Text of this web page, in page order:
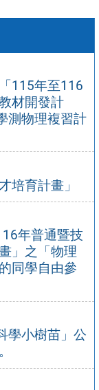
115年至116
材開發計
測物理複習計
培育計畫」
年普通暨技
」之「物理
同學自由參
學小樹苗」公